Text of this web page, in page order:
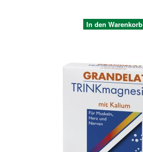
In den Warenkorb